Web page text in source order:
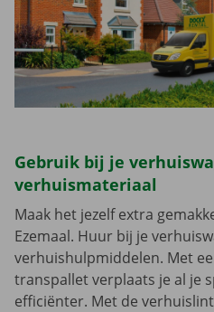
Gebruik bij je
verhuismateriaal
Maak het jezelf extra
Ezemaal. Huur bij je
verhuishulpmiddelen. Met
transpallet verplaats je al je
efficiënter. Met de